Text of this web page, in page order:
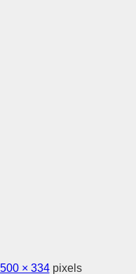
500 × 334pixels